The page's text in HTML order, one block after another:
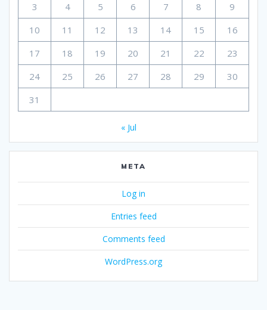
3
4 5 6 7 8
9
10
11 12 13 14 15
16
17
18 19 20 21 22
23
24
25 26 27 28 29
30
31
« Jul
META
Log in
Entries feed
Comments feed
WordPress.org